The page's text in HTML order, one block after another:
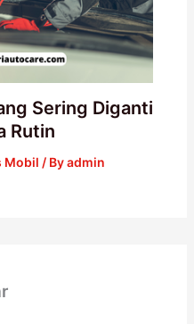
Sering Diganti
Rutin
Mobil / Byadmin